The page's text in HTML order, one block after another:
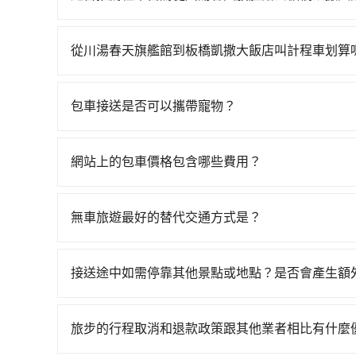
高鐵從南港站前往板橋高鐵站，每人票價70元，
說，臨時要叫小黃的難度是雙北大城市的100倍
乘與等車上，現在還不馬上來預約tripool！如果
天就要來回，那在宜蘭路邊可隨租隨借的iRent應
40元路邊停車費用預估進去，但額外的汽車保險
車門仍未被修理，每一次租車都好像在開樂透一
有段距離，在遇到下雨天或者載行李時，就顯得非
從川湯春天旗艦館到板橋凱撒大飯店叫計程車划算
到車，也可考慮打電話至附近的計程車隊，如礁
度是台北或新北的100倍之多。再加上宜蘭縣有些
包車接送是否可以攜帶寵物？
寵物同行。且為了行程安全，請勿將寵物抱出來或
網站上的包車價格包含哪些費用？
產生。
無車旅遊最好的替代交通方式是？
車、捷運、客運等，或者考慮租車。如果您想要
接送途中如需停靠其他景點或地點？是否會產生額
里內，需額外支付 200 元，且每個點最多停留 5
旅步的行程取消和退款政策跟其他業者相比有什麼